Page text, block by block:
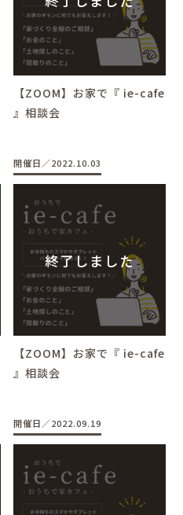
【ZOOM】お家で『 ie-cafe
』相談会
開催日／2022.10.03
【ZOOM】お家で『 ie-cafe
』相談会
開催日／2022.09.19